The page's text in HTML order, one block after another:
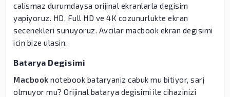
calismaz durumdaysa orijinal ekranlarla degisim
yapiyoruz. HD, Full HD ve 4K cozunurlukte ekran
secenekleri sunuyoruz. Avcilar macbook ekran degisimi
icin bize ulasin.
Batarya Degisimi
Macbook notebook bataryaniz cabuk mu bitiyor, sarj
olmuyor mu? Orijinal batarya degisimi ile cihazinizi